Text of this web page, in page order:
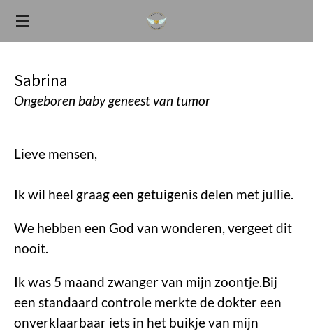
Ga
de
hoofdinhoud
Sabrina
Ongeboren baby geneest van tumor
Lieve mensen,
Ik wil heel graag een getuigenis delen met jullie.
We hebben een God van wonderen, vergeet dit
nooit.
Ik was 5 maand zwanger van mijn zoontje.Bij
een standaard controle merkte de dokter een
onverklaarbaar iets in het buikje van mijn